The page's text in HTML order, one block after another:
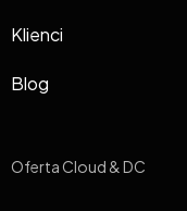
Klienci
Blog
Oferta Cloud & DC